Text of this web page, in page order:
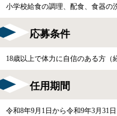
小学校給食の調理、配食、食器の
応募条件
18歳以上で体力に自信のある方（
任用期間
令和8年9月1日から令和9年3月31